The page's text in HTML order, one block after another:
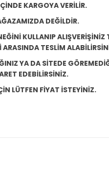
KARGOYA VERİLİR.
DEĞİLDİR.
KULLANIP
TESLİM
YA DA SİTEDE
EDEBİLİRSİNİZ.
LÜTFEN FİYAT İSTEYİNİZ.